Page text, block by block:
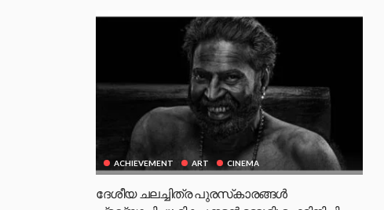
ACHIEVEMENT ART CINEMA
ദേശീയ ചലച്ചിത്ര പുരസ്‌കാരങ്ങള്‍